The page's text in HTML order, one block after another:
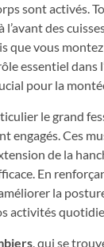
sont activés.
l’avant des
que vous
essentiel dans
pour la
le grand
engagés. Ces
de la
En
la
activités
, qui se